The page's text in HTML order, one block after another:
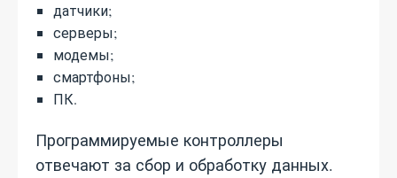
датчики;
серверы;
модемы;
смартфоны;
ПК.
Программируемые контроллеры
отвечают за сбор и обработку данных.